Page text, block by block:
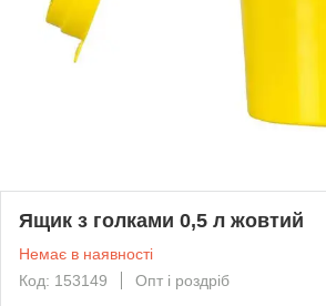
Ящик з голками 0,5 л жовтий
Немає в наявності
Код: 153149
Опт і роздріб